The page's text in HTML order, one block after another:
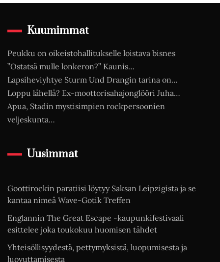
Kuumimmat
Peukku on oikeistohallitukselle loistava bisnes
”Ostatsä mulle lonkeron?” Kaunis…
Lapsiheviyhtye Sturm Und Drangin tarina on…
Loppu lähellä? Ex-moottorisahajonglööri Juha…
Apua, Stadin mystisimpien rockpersoonien
veljeskunta…
Uusimmat
Goottirockin paratiisi löytyy Saksan Leipzigista ja se
kantaa nimeä Wave-Gotik Treffen
Englannin The Great Escape -kaupunkifestivaali
esittelee joka toukokuu huomisen tähdet
Yhteisöllisyydestä, pettymyksistä, luopumisesta ja
luovuttamisesta